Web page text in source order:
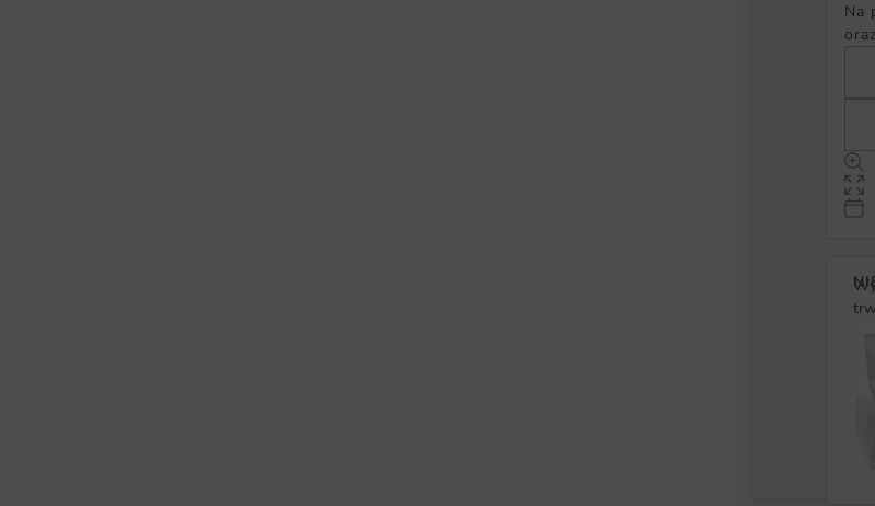
Na